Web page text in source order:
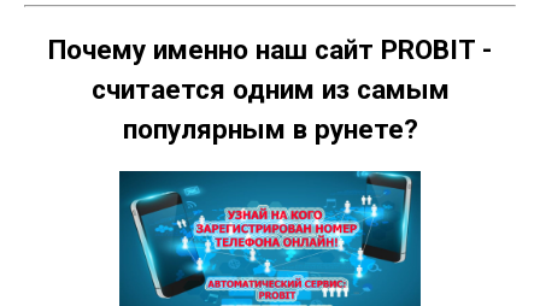
Почему именно наш сайт PROBIT -
считается одним из самым
популярным в рунете?